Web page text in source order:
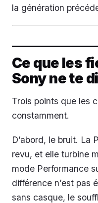
la génération
Ce que les
Sony ne te
Trois points que les
constamment.
D’abord, le bruit. La
revu, et elle turbine
mode Performance
différence n’est pas
sans casque, le